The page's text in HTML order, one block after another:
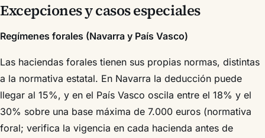
Excepciones y casos especiales
Regímenes forales (Navarra y País Vasco)
Las haciendas forales tienen sus propias normas, distintas
a la normativa estatal. En Navarra la deducción puede
llegar al 15%, y en el País Vasco oscila entre el 18% y el
30% sobre una base máxima de 7.000 euros (normativa
foral; verifica la vigencia en cada hacienda antes de